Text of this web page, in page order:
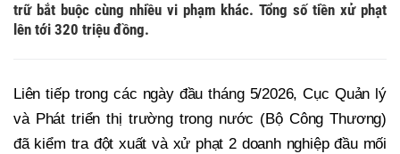
trữ bắt buộc cùng nhiều vi phạm khác. Tổng số tiền xử phạt
lên tới 320 triệu đồng.
Liên tiếp trong các ngày đầu tháng 5/2026, Cục Quản lý
và Phát triển thị trường trong nước (Bộ Công Thương)
đã kiểm tra đột xuất và xử phạt 2 doanh nghiệp đầu mối